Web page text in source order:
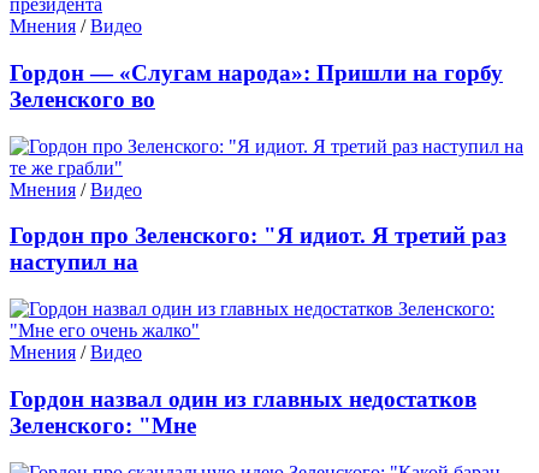
Мнения /Видео
Гордон — «Слугам народа»: Пришли на горбу
Зеленского во
Мнения /Видео
Гордон про Зеленского: "Я идиот. Я третий раз
наступил на
Мнения /Видео
Гордон назвал один из главных недостатков
Зеленского: "Мне